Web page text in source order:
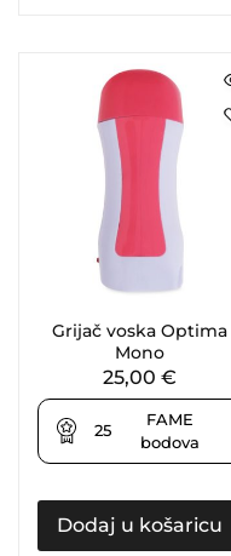
Grijač voska Optima
Mono
25,00€
25
FAME
bodova
Dodaj u košaricu